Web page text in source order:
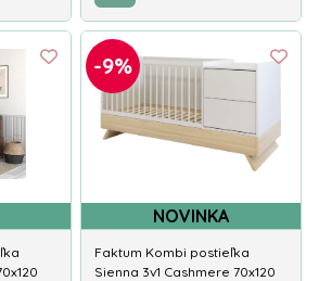
-9%
NOVINKA
Faktum Kombi postieľka
Sienna 3v1 Cashmere 70x120